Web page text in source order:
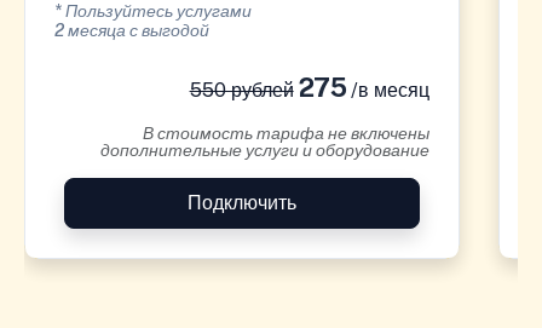
* Пользуйтесь услугами
2 месяца с выгодой
550 рублей275 /в месяц
В стоимость тарифа не включены
дополнительные услуги и оборудование
Подключить